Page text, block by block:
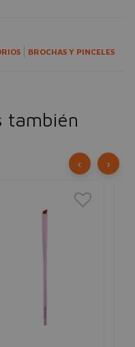
BROCHAS Y PINCELES
también
‹ ›